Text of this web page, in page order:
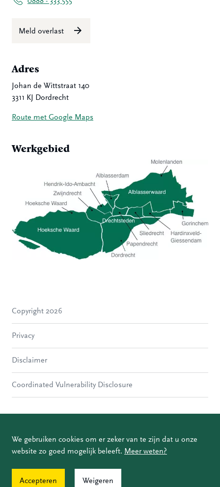
We gebruiken cookies om er zeker van te zijn dat u onze
website zo goed mogelijk beleeft. Meer weten?
Accepteren Weigeren
Meld overlast
Adres
Johan de Wittstraat 140
3311 KJ Dordrecht
Route met Google Maps
Werkgebied
Molenlanden
Papendrecht
Hardinxveld-Giessendam
Copyright 2026
Privacy
Disclaimer
Coordinated Vulnerability Disclosure